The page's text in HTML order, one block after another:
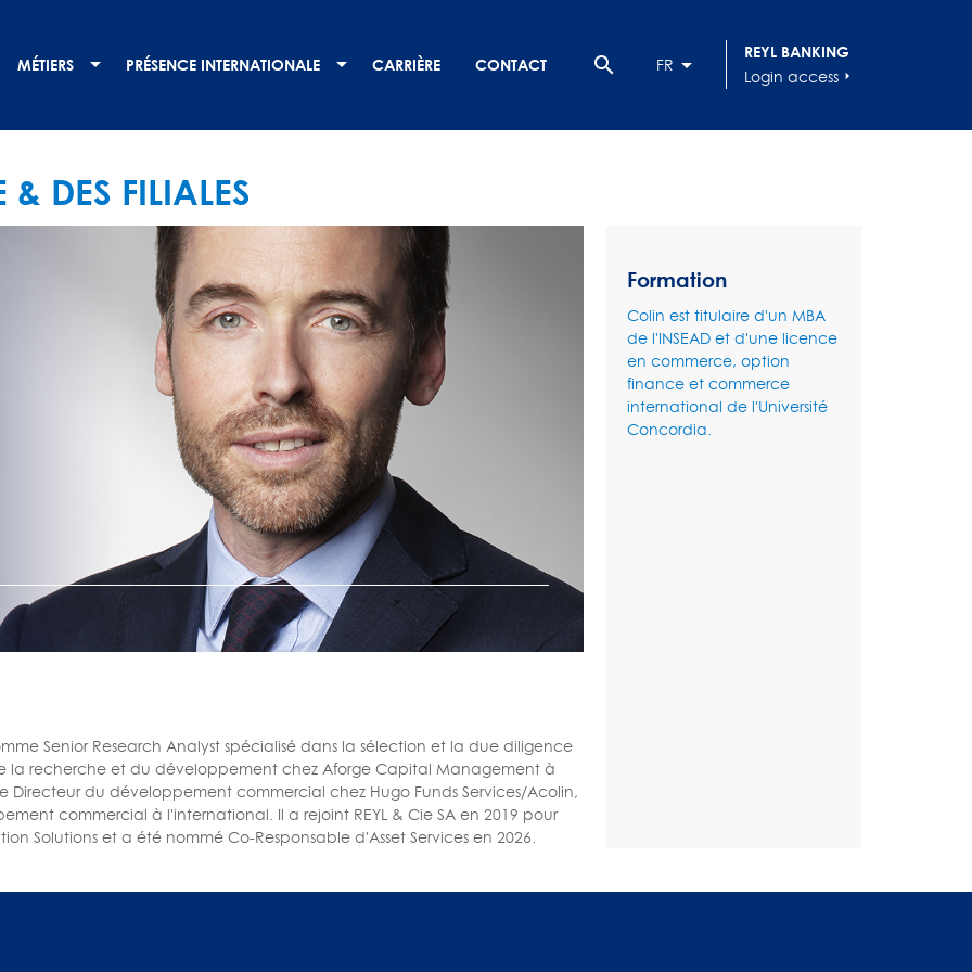
MÉTIERS PRÉSENCE INTERNATIONALE CARRIÈRE CONTACT search FR
REYL BANKING
Login access arrow_right
DES FILIALES
Senior Research Analyst spécialisé dans la sélection et la due diligence
la recherche et du développement chez Aforge Capital Management à
Directeur du développement commercial chez Hugo Funds Services/Acolin,
commercial à l'international. Il a rejoint REYL & Cie SA en 2019 pour
Solutions et a été nommé Co-Responsable d'Asset Services en 2026.
Formation
Colin est titulaire d'un MBA
de l'INSEAD et d'une licence
en commerce, option
finance et commerce
international de l'Université
Concordia.